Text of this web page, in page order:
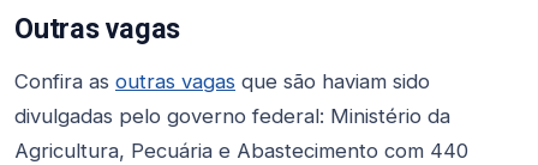
Outras vagas
Confira as outras vagas que são haviam sido
divulgadas pelo governo federal: Ministério da
Agricultura, Pecuária e Abastecimento com 440